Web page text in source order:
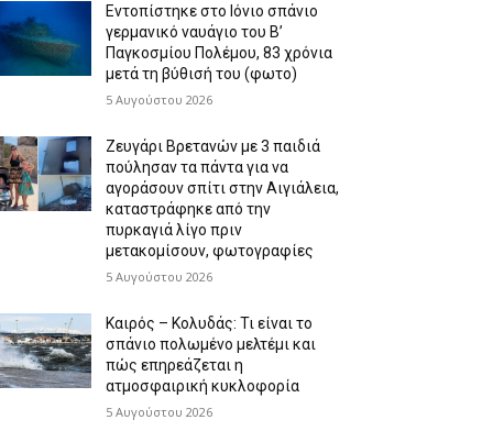
Εντοπίστηκε στο Ιόνιο σπάνιο
γερμανικό ναυάγιο του Β’
Παγκοσμίου Πολέμου, 83 χρόνια
μετά τη βύθισή του (φωτο)
5 Αυγούστου 2026
Ζευγάρι Βρετανών με 3 παιδιά
πούλησαν τα πάντα για να
αγοράσουν σπίτι στην Αιγιάλεια,
καταστράφηκε από την
πυρκαγιά λίγο πριν
μετακομίσουν, φωτογραφίες
5 Αυγούστου 2026
Καιρός – Κολυδάς: Τι είναι το
σπάνιο πολωμένο μελτέμι και
πώς επηρεάζεται η
ατμοσφαιρική κυκλοφορία
5 Αυγούστου 2026